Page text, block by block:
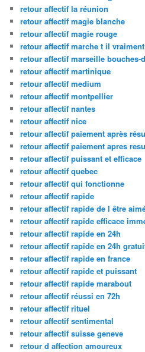
retour affectif la réunion
retour affectif magie blanche
retour affectif magie rouge
retour affectif marche t il vraiment
retour affectif marseille bouches-
retour affectif martinique
retour affectif medium
retour affectif montpellier
retour affectif nantes
retour affectif nice
retour affectif paiement après
retour affectif paiement apres
retour affectif puissant et efficace
retour affectif quebec
retour affectif qui fonctionne
retour affectif rapide
retour affectif rapide de l être
retour affectif rapide efficace
retour affectif rapide en 24h
retour affectif rapide en 24h
retour affectif rapide en france
retour affectif rapide et puissant
retour affectif rapide marabout
retour affectif réussi en 72h
retour affectif rituel
retour affectif sentimental
retour affectif suisse geneve
retour d affection amoureux